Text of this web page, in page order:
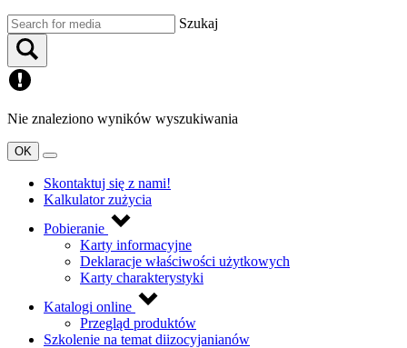
Szukaj
Nie znaleziono wyników wyszukiwania
OK
Skontaktuj się z nami!
Kalkulator zużycia
Pobieranie
Karty informacyjne
Deklaracje właściwości użytkowych
Karty charakterystyki
Katalogi online
Przegląd produktów
Szkolenie na temat diizocyjanianów